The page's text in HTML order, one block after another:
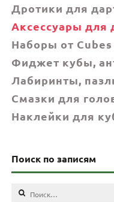
Дротики для
Аксессуары для
Наборы от Cubes
Фиджет кубы,
Лабиринты,
Смазки для
Наклейки для
Поиск по записям
Найти: